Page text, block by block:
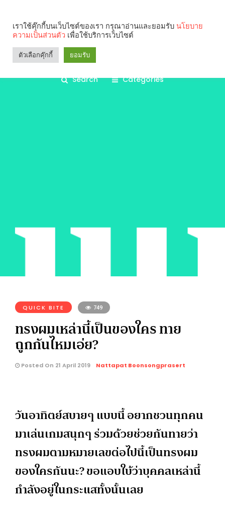
Search Categories
QUICK BITE 749
ทรงผมเหล่านี้เป็นของใคร ทาย
ถูกกันไหมเอ่ย?
Posted On 21 April 2019 Nattapat Boonsongprasert
วันอาทิตย์สบายๆ แบบนี้ อยากชวนทุกคน
มาเล่นเกมสนุกๆ ร่วมด้วยช่วยกันทายว่า
ทรงผมตามหมายเลขต่อไปนี้เป็นทรงผม
ของใครกันนะ? ขอแอบใบ้ว่าบุคคลเหล่านี้
กำลังอยู่ในกระแสทั้งนั้นเลย
เราใช้คุ๊กกี้บนเว็บไซต์ของเรา กรุณาอ่านและยอมรับ นโยบาย
ความเป็นส่วนตัว เพื่อใช้บริการเว็บไซต์
ตัวเลือกคุ๊กกี้ ยอมรับ